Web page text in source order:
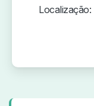
Localização: